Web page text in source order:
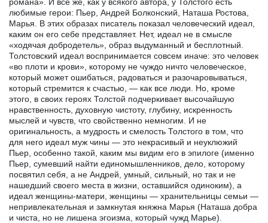
любимые герои: Пьер, Андрей Болконский, Наташа Ростова,
Марья. В этих образах писатель показал человеческий идеал,
каким он его себе представляет. Нет, идеал не в смысле
«ходячая добродетель», образ выдуманный и бесплотный.
Толстовский идеал воспринимается совсем иначе: это человек
«во плоти и крови», которому не чуждо ничто человеческое,
который может ошибаться, радоваться и разочаровываться,
который стремится к счастью, — как все люди. Но, кроме
этого, в своих героях Толстой подчеркивает высочайшую
нравственность, духовную чистоту, глубину, искренность
мыслей и чувств, что свойственно немногим. И не
оригинальность, а мудрость и смелость Толстого в том, что
для него идеал муж чины — это некрасивый и неуклюжий
Пьер, особенно такой, каким мы видим его в эпилоге (именно
Пьер, сумевший найти единомышленников, дело, которому
посвятил себя, а не Андрей, умный, сильный, но так и не
нашедший своего места в жизни, оставшийся одиноким), а
идеал женщины-матери, женщины — хранительницы семьи —
непривлекательная и замкнутая княжна Марья (Наташа добра
и чиста, но не лишена эгоизма, который чужд Марье).